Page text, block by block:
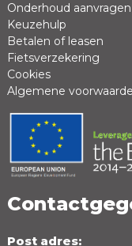
Positieve punten
Onderhoud aanvragen
Keuzehulp
Betalen of leasen
Fietsverzekering
Cookies
Algemene
Post adres: